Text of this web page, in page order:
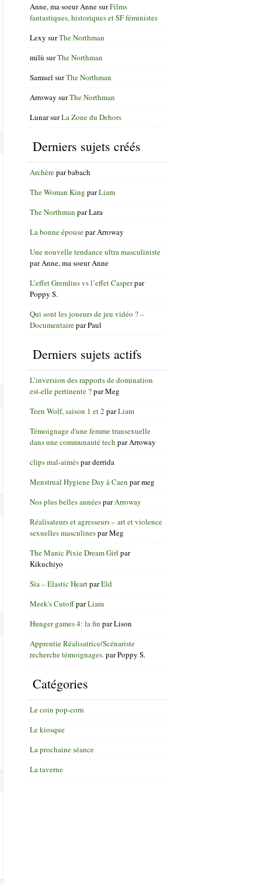
Anne, ma soeur AnnesurFilms
fantastiques, historiques et SF féministes
Lexy surThe Northman
milù surThe Northman
Samuel surThe Northman
Arroway surThe Northman
LunarsurLa Zone du Dehors
Derniers sujets créés
Archèreparbabach
The Woman King parLiam
The Northman parLara
La bonne épouseparArroway
Une nouvelle tendance ultra masculiniste
parAnne, ma soeur Anne
L’effet Gremlins vs l’effet Casperpar
Poppy S.
Qui sont les joueurs de jeu vidéo ? –
DocumentaireparPaul
Derniers sujets actifs
L’inversion des rapports de domination
est-elle pertinente ?parMeg
Teen Wolf, saison 1 et 2 parLiam
Témoignage d'une femme transexuelle
dans une communauté tech parArroway
clips mal-aimésparderrida
Menstrual Hygiene Day à Caen parmeg
Nos plus belles annéesparArroway
Réalisateurs et agresseurs – art et violence
sexuelles masculinesparMeg
The Manic Pixie Dream Girl par
Kikuchiyo
Sia – Elastic HeartparEld
Meek's CutoffparLiam
Hunger games 4: la fin parLison
Apprentie Réalisatrice/Scénariste
recherche témoignages. parPoppy S.
Catégories
Le coin pop-corn
Le kiosque
La prochaine séance
La taverne